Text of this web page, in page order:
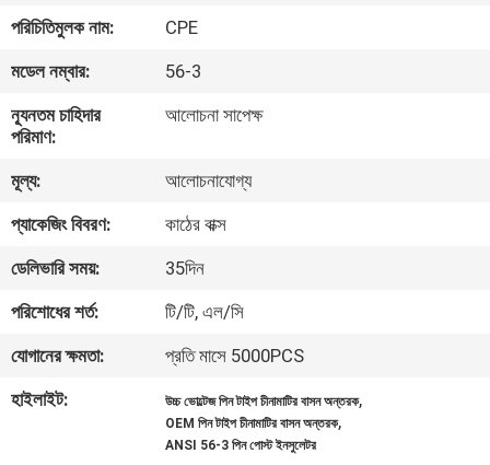
আমাদের
সম্পর্কে
কারখানা
ভ্রমণ
মান
নিয়ন্ত্রণ
যোগাযোগ
করুন
পরিচিতিমুলক নাম:
CPE
মডেল নম্বার:
56-3
ন্যূনতম চাহিদার
পরিমাণ:
আলোচনা সাপেক্ষ
মূল্য:
আলোচনাযোগ্য
প্যাকেজিং বিবরণ:
কাঠের বাক্স
ডেলিভারি সময়:
35দিন
পরিশোধের শর্ত:
টি/টি, এল/সি
যোগানের ক্ষমতা:
প্রতি মাসে 5000PCS
হাইলাইট:
উচ্চ ভোল্টেজ পিন টাইপ চীনামাটির বাসন অন্তরক,
OEM পিন টাইপ চীনামাটির বাসন অন্তরক,
ANSI 56-3 পিন পোস্ট ইনসুলেটর